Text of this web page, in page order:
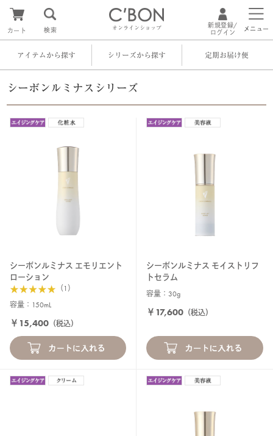
オンラインショップ
カート 検索
新規登録/
ログイン
メニュー
アイテムから探す シリーズから探す 定期お届け便
シーボンルミナスシリーズ
シーボンルミナス エモリエント
ローション
（1）
容量：150mL
￥15,400（税込）
シーボンルミナス モイストリフ
トセラム
容量：30g
￥17,600（税込）